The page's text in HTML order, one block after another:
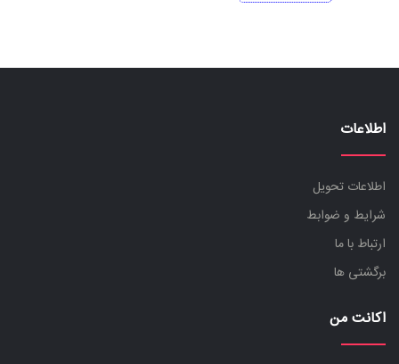
اطلاعات
اطلاعات تحویل
شرایط و ضوابط
ارتباط با ما
برگشتی ها
اکانت من